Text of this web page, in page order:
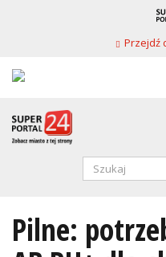
Przejdź
Formularz
Pilne: